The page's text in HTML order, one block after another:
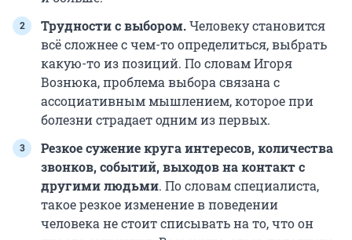
Трудности с выбором.Человеку становится
всё сложнее с чем-то определиться, выбрать
какую-то из позиций. По словам Игоря
Вознюка, проблема выбора связана с
ассоциативным мышлением, которое при
болезни страдает одним из первых.
Резкое сужение круга интересов, количества
звонков, событий, выходов на контакт с
другими людьми. По словам специалиста,
такое резкое изменение в поведении
человека не стоит списывать на то, что он